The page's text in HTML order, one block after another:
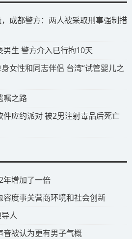
成都警方：两人被采取刑事强制措
生 警方介入已行拘10天
女性和同志伴侣 台湾“试管婴儿之
嘱之路
应约派对 被2男注射毒品后死亡
年增加了一倍
度事关营商环境和社会创新
人
被认为更有男子气概